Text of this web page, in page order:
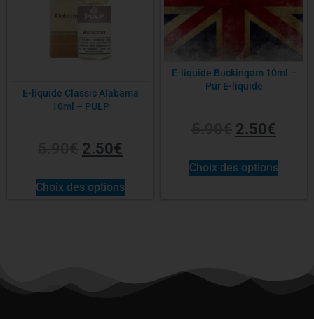
E-liquide Classic Alabama
10ml – PULP
2.50€
Choix des options
E-liquide Buckingam 10ml –
Pur E-liquide
2.50€
Choix des options